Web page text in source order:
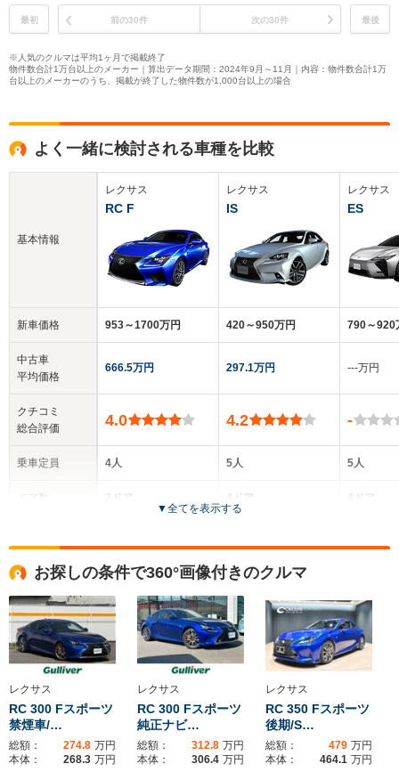
最初 前の30件 次の30件 最後
※人気のクルマは平均1ヶ月で掲載終了
物件数合計1万台以上のメーカー｜算出データ期間：2024年9月～11月｜内容：物件数合計1万
台以上のメーカーのうち、掲載が終了した物件数が1,000台以上の場合
よく一緒に検討される車種を比較
基本情報
新車価格
中古車
平均価格
クチコミ
総合評価
乗車定員
サイズ
(全長x全幅x全高)
レクサス
RC F
953～1700万円
666.5万円
4.0
4人
2ドア
全高
全幅
1.85m
4.71m
ホイールベース
-m
レクサス
IS
420～950万円
297.1万円
4.2
5人
4ドア
全高
1.81m～1.84m
全長
4.67m～4.76m
ホイールベース
-m
レクサス
ES
790～920
‐‐‐万円
-
5人
4ドア
全
▼全てを表示する
お探しの条件で360°画像付きのクルマ
レクサス
RC 300 Fスポーツ
禁煙車/…
総額： 274.8 万円
本体：
268.3 万円
レクサス
RC 300 Fスポーツ
純正ナビ…
総額： 312.8 万円
本体：
306.4 万円
レクサス
RC 350 Fスポーツ
後期/S…
総額： 479 万円
本体：
464.1 万円